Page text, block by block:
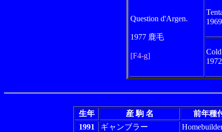
Question d'Argen.
1977 鹿毛
[F4-g]
生年 産 駒 名
前年種
1991
ギャンブラー